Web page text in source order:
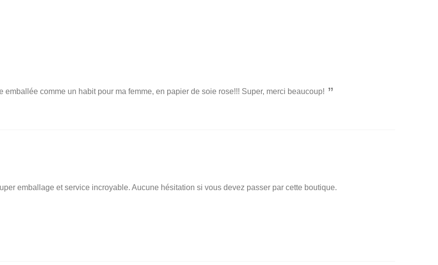
emballée comme un habit pour ma femme, en papier de soie rose!!! Super, merci beaucoup!
emballage et service incroyable. Aucune hésitation si vous devez passer par cette boutique.